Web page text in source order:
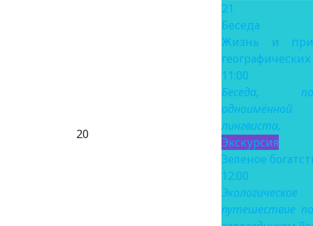
20
21
Беседа
Жизнь и
11:00
Беседа,
лингвиста,
Экскурсия
Зеленое
12:00
Экологическое
путешествие